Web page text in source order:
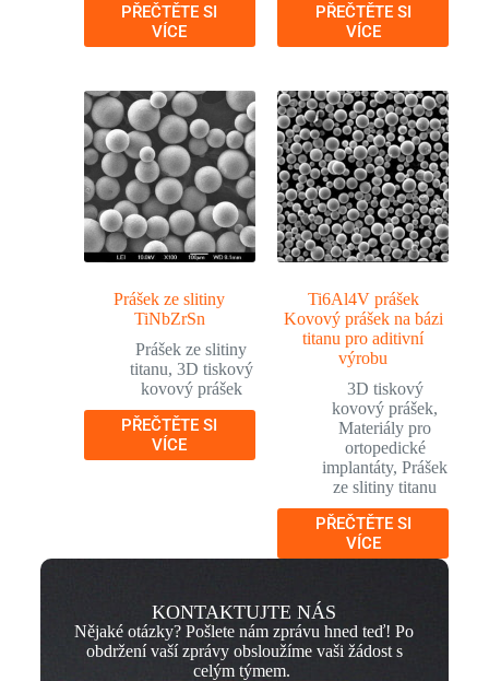
PŘEČTĚTE SI
VÍCE
PŘEČTĚTE SI
VÍCE
Prášek ze slitiny
TiNbZrSn
Prášek ze slitiny
titanu, 3D tiskový
kovový prášek
PŘEČTĚTE SI
VÍCE
Ti6Al4V prášek
Kovový prášek na bázi
titanu pro aditivní
výrobu
3D tiskový
kovový prášek,
Materiály pro
ortopedické
implantáty,Prášek
ze slitiny titanu
PŘEČTĚTE SI
VÍCE
KONTAKTUJTE NÁS
Nějaké otázky? Pošlete nám zprávu hned teď! Po
obdržení vaší zprávy obsloužíme vaši žádost s
celým týmem.